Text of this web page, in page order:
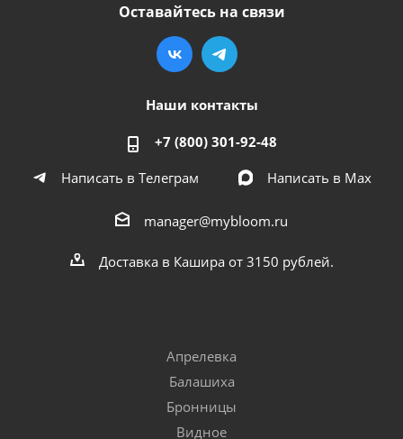
Оставайтесь на связи
Наши контакты
+7 (800) 301-92-48
Написать в Телеграм
Написать в Мах
manager@mybloom.ru
Доставка в Кашира от 3150 рублей.
Апрелевка
Балашиха
Бронницы
Видное